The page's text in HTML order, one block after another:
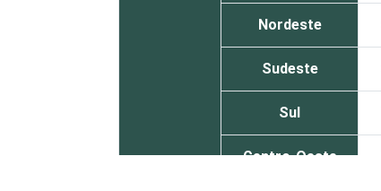
Nordeste
Sudeste
Sul
Centro-Oeste